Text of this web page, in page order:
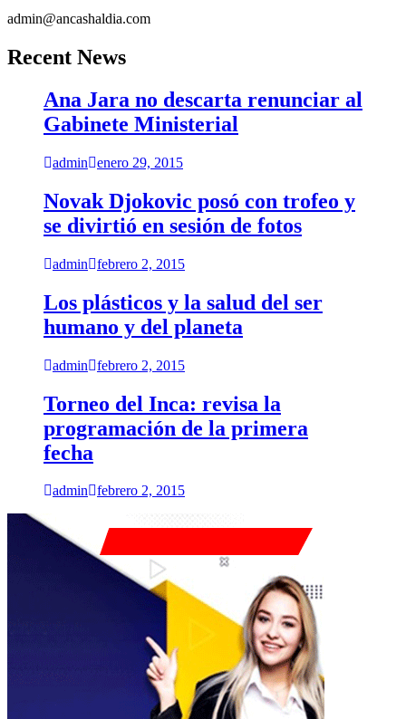
admin@ancashaldia.com
Recent News
Ana Jara no descarta renunciar al
Gabinete Ministerial
admin enero 29, 2015
Novak Djokovic posó con trofeo y
se divirtió en sesión de fotos
admin febrero 2, 2015
Los plásticos y la salud del ser
humano y del planeta
admin febrero 2, 2015
Torneo del Inca: revisa la
programación de la primera
fecha
admin febrero 2, 2015